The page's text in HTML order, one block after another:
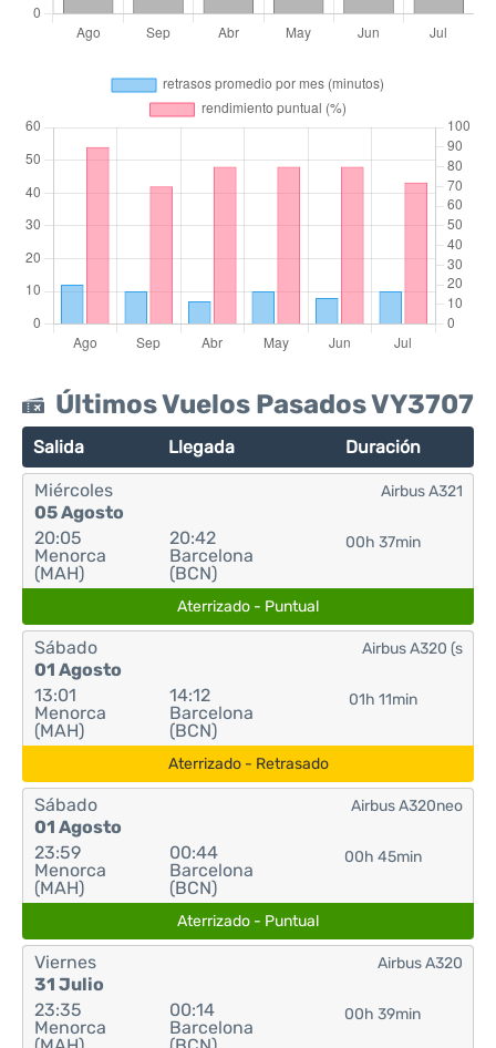
Últimos Vuelos Pasados VY3707
Salida Llegada Duración
Miércoles
05 Agosto
20:05
Menorca
(MAH)
20:42
Barcelona
(BCN)
00h 37min
Airbus A321
Aterrizado - Puntual
Sábado
01 Agosto
13:01
Menorca
(MAH)
14:12
Barcelona
(BCN)
01h 11min
Airbus A320 (s
Aterrizado - Retrasado
Sábado
01 Agosto
23:59
Menorca
(MAH)
00:44
Barcelona
(BCN)
00h 45min
Airbus A320neo
Aterrizado - Puntual
Viernes
31 Julio
23:35
Menorca
00:14
Barcelona
00h 39min
Airbus A320